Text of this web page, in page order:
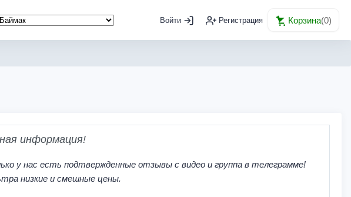
Войти Регистрация Корзина(0)
информация!
у нас есть подтвержденные отзывы с видео и группа в телеграмме!
низкие и смешные цены.